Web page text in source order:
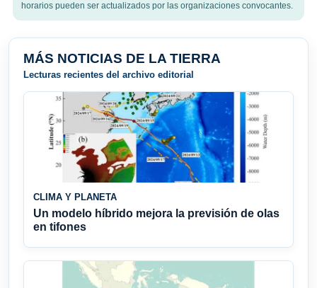
horarios pueden ser actualizados por las organizaciones convocantes.
MÁS NOTICIAS DE LA TIERRA
Lecturas recientes del archivo editorial
CLIMA Y PLANETA
Un modelo híbrido mejora la previsión de olas
en tifones